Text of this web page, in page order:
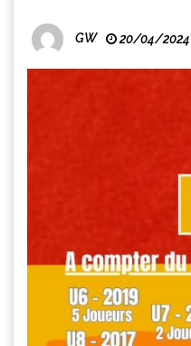
GW 20/04/2024